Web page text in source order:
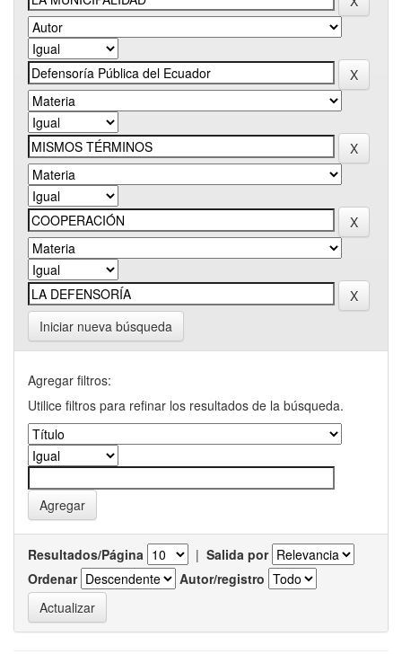
Iniciar nueva búsqueda
Agregar filtros:
Utilice filtros para refinar los resultados de la búsqueda.
Resultados/Página | Salida por
Ordenar
Autor/registro